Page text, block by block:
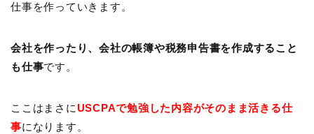
仕事を作っていきます。
会社を作ったり、会社の帳簿や税務申告書を作成すること
も仕事です。
ここはまさにUSCPAで勉強した内容がそのまま活きる仕
事になります。